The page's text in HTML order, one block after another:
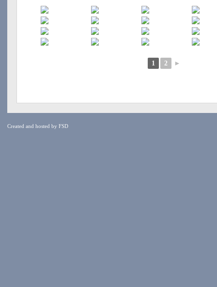
1 2 ►
Created and hosted by FSD